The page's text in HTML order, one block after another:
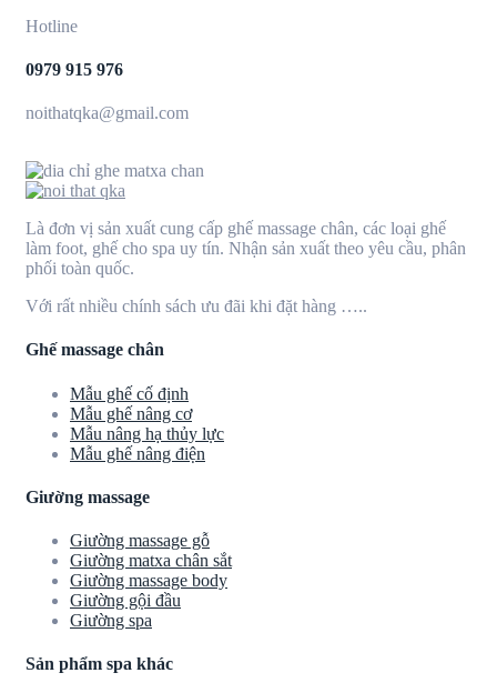
Hotline
0979 915 976
noithatqka@gmail.com
Là đơn vị sản xuất cung cấp ghế massage chân, các loại ghế
làm foot, ghế cho spa uy tín. Nhận sản xuất theo yêu cầu, phân
phối toàn quốc.
Với rất nhiều chính sách ưu đãi khi đặt hàng …..
Ghế massage chân
Mẫu ghế cố định
Mẫu ghế nâng cơ
Mẫu nâng hạ thủy lực
Mẫu ghế nâng điện
Giường massage
Giường massage gỗ
Giường matxa chân sắt
Giường massage body
Giường gội đầu
Giường spa
Sản phẩm spa khác